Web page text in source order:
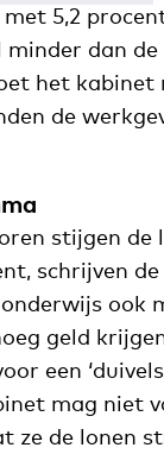
5,2
minder dan
het kabinet
de
stijgen de
schrijven
ook
geld
een
mag niet
ze de lonen